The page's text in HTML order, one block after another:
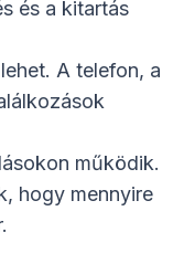
és a kitartás
A telefon, a
működik.
hogy mennyire